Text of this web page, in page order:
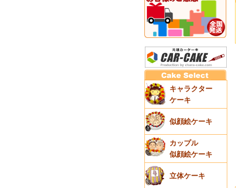
キャラクター
ケーキ
似顔絵ケーキ
カップル
似顔絵ケーキ
立体ケーキ